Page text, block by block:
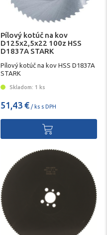
Pílový kotúč na kov
D125x2,5x22 100z HSS
D1837A STARK
Pílový kotúč na kov HSS D1837A
STARK
Skladom: 1 ks
51,43 € / ks s DPH